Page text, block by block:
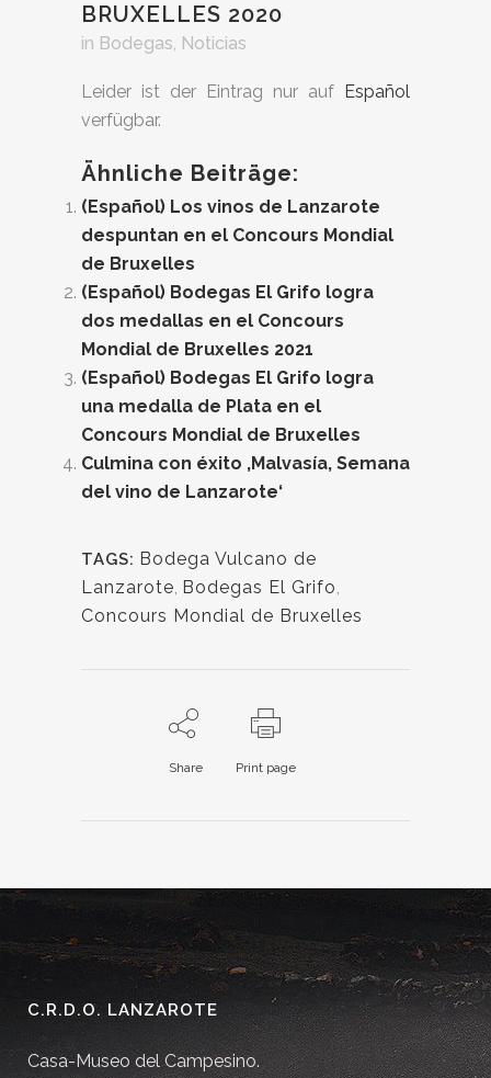
BRUXELLES 2020
in Bodegas, Noticias
Leider ist der Eintrag nur auf Español
verfügbar.
Ähnliche Beiträge:
(Español) Los vinos de Lanzarote
despuntan en el Concours Mondial
de Bruxelles
(Español) Bodegas El Grifo logra
dos medallas en el Concours
Mondial de Bruxelles 2021
(Español) Bodegas El Grifo logra
una medalla de Plata en el
Concours Mondial de Bruxelles
Culmina con éxito ‚Malvasía, Semana
del vino de Lanzarote‘
TAGS: Bodega Vulcano de
Lanzarote, Bodegas El Grifo,
Concours Mondial de Bruxelles
Share Print page
C.R.D.O. LANZAROTE
Casa-Museo del Campesino.